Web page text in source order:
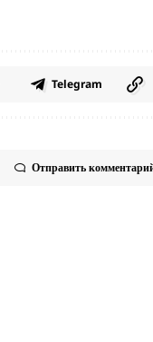
Telegram
Отправить